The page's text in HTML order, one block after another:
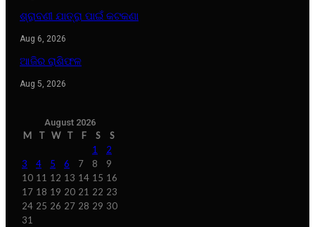
ଶ୍ରାବଣୀ ଯାତ୍ରା ପାଇଁ କଟକଣା
Aug 6, 2026
ଆଜିର ରାଶିଫଳ
Aug 5, 2026
August 2026
M T W T F S
S
1
2
3
4 5 6 7 8
9
10 11 12 13 14 15 16
17 18 19 20 21 22 23
24 25 26 27 28 29 30
31